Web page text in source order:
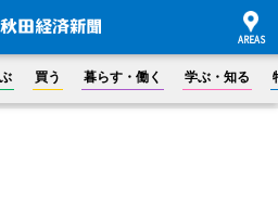
買う 暮らす・働く 学ぶ・知る